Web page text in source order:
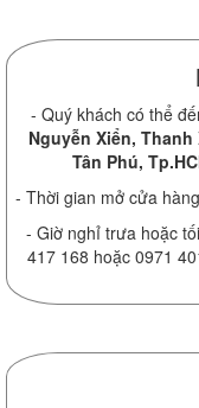
- Quý khách có thể
Nguyễn Xiển,
Tân Phú,
- Thời gian mở cửa
- Giờ nghỉ trưa hoặc
417 168 hoặc 0971